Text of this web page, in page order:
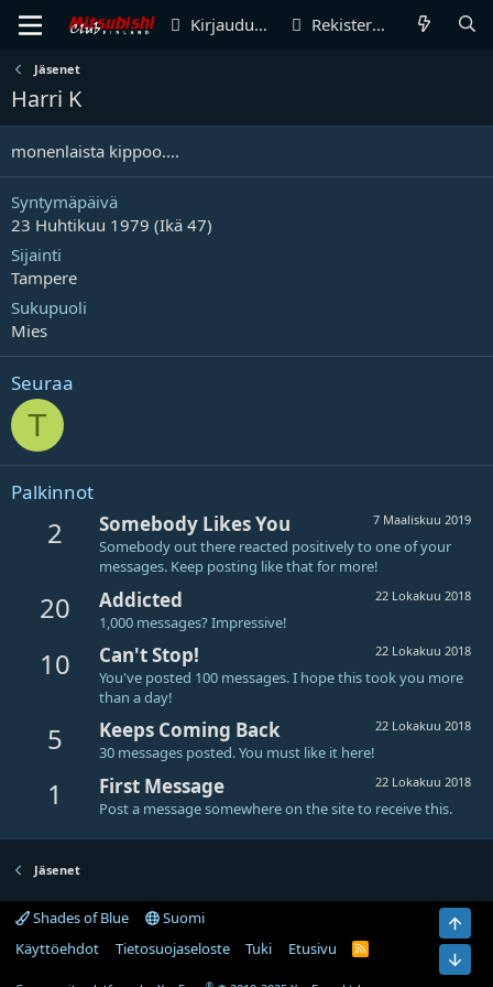
Kirjaudu sisään Rekisteröidy
Jäsenet
Harri K
monenlaista kippoo....
Syntymäpäivä
23 Huhtikuu 1979 (Ikä 47)
Sijainti
Tampere
Sukupuoli
Mies
Seuraa
T
Palkinnot
2 7 Maaliskuu 2019
Somebody Likes You
Somebody out there reacted positively to one of your
messages. Keep posting like that for more!
20 22 Lokakuu 2018
Addicted
1,000 messages? Impressive!
10 22 Lokakuu 2018
Can't Stop!
You've posted 100 messages. I hope this took you more
than a day!
5 22 Lokakuu 2018
Keeps Coming Back
30 messages posted. You must like it here!
1 22 Lokakuu 2018
First Message
Post a message somewhere on the site to receive this.
Jäsenet
Shades of Blue
Suomi
Käyttöehdot
Tietosuojaseloste Tuki Etusivu
R